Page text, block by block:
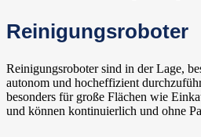
Reinigungsroboter
Reinigungsroboter sind in der Lage,
autonom und hocheffizient
besonders für große Flächen wie
und können kontinuierlich und ohne